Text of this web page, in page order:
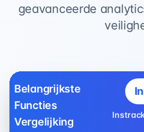
geavanceerde
Belangrijkste
Functies
Vergelijking